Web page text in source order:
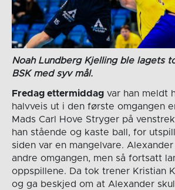
Noah Lundberg Kjelling ble lagets
BSK med syv mål.
Fredag ettermiddagvar han meldt
halvveis ut i den første omgangen
Mads Carl Hove Stryger på
han stående og kaste ball, for
siden var en mangelvare.
andre omgangen, men så fortsatt
oppspillene. Da tok trener Kristian
og ga beskjed om at Alexander